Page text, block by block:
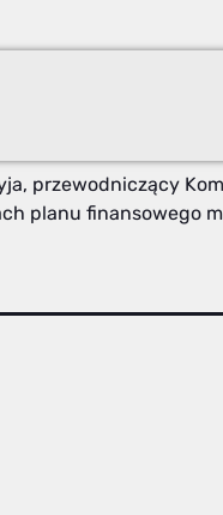
przewodniczący
planu finansowego